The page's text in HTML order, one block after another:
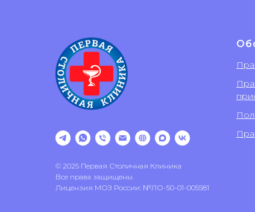
© 2025 Первая Столичная Клиника
Все права защищены.
Лицензия МОЗ России: №ЛО-50-01-005581